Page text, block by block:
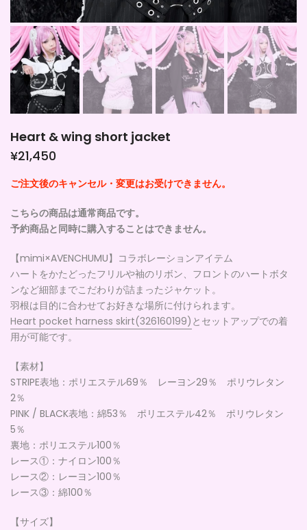
Heart & wing short jacket
¥21,450
ご注文後のキャンセル・変更はお受けできません。
こちらの商品は通常商品です。
予約商品と同時に購入することはできません。
【mimi×AVENCHUMU】コラボレーションアイテム
ハートをかたどったフリルや袖のリボン、フロントのハートボタ
ンなど細部までこだわりが詰まったジャケット。
羽根は目的に合わせてお好きな場所に付けられます。
Heart pocket harness skirt(326160199) とセットアップでの着
用が可能です。
【素材】
STRIPE表地：ポリエステル69％ レーヨン29％ ポリウレタン
2％
PINK / BLACK表地：綿53％ ポリエステル42％ ポリウレタン
5％
裏地：ポリエステル100％
レース①：ナイロン100％
レース②：レーヨン100％
レース③：綿100％
【サイズ】